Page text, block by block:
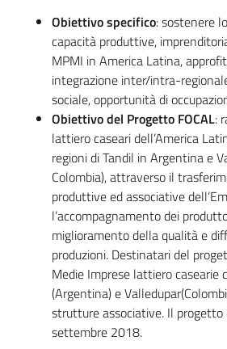
Obiettivo specifico: sostenere
capacità produttive,
MPMI in America Latina,
integrazione inter/intra-
sociale, opportunità di
Obiettivo del Progetto FOCAL:
lattiero caseari dell’America
regioni di Tandil in Argentina e
Colombia), attraverso il
produttive ed associative
l’accompagnamento dei
miglioramento della qualità e
produzioni. Destinatari del
Medie Imprese lattiero casearie
(Argentina) e
strutture associative. Il progetto
settembre 2018.